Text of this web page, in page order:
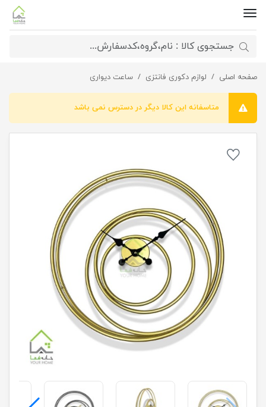
صفحه اصلی لوازم دکوری فانتزی ساعت دیواری ساعت فلزی حلقه ای مدرن
متاسفانه این کالا دیگر در دسترس نمی باشد